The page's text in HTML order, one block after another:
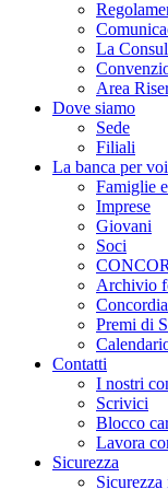
La
Area
Dove siamo
Sede
Filiali
La banca per voi
Famiglie
Imprese
Giovani
Soci
Archivio
Premi di
Contatti
I nostri
Scrivici
Blocco
Lavora
Sicurezza